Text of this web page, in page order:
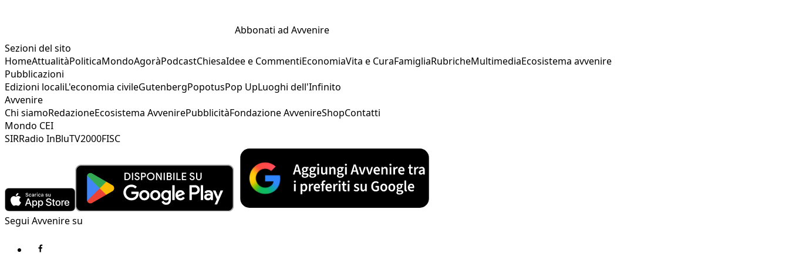
Abbonati ad Avvenire
Sezioni del sito
HomeAttualitàPoliticaMondoAgoràPodcastChiesaIdee e CommentiEconomiaVita e CuraFamigliaRubricheMultimediaEcosistema avvenire
Pubblicazioni
Edizioni localiL'economia civileGutenbergPopotusPop UpLuoghi dell'Infinito
Avvenire
Chi siamoRedazioneEcosistema AvvenirePubblicitàFondazione AvvenireShopContatti
Mondo CEI
SIRRadio InBluTV2000FISC
Segui Avvenire su